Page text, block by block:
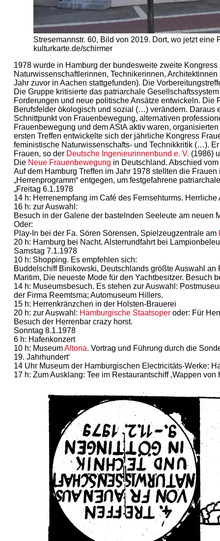
Stresemannstr. 60, Bild von 2019. Dort, wo jetzt
kulturkarte.de/schirmer
1978 wurde in Hamburg der bundesweite zweite
Naturwissenschaftlerinnen, Technikerinnen,
Jahr zuvor in Aachen stattgefunden). Die
Die Gruppe kritisierte das patriarchale
Forderungen und neue politische Ansätze entwickeln. Die
Berufsfelder ökologisch und sozial (…) verändern. Daraus
Schnittpunkt von Frauenbewegung, alternativen
Frauenbewegung und dem AStA aktiv waren,
ersten Treffen entwickelte sich der jährliche Kongress
feministische Naturwissenschafts- und Technikkritik (…).
Frauen, so der Deutsche Ingenieurinnenbund e. V. (1986)
Die Neue Frauenbewegung in Deutschland. Abschied
Auf dem Hamburg Treffen im Jahr 1978 stellten die
„Herrenprogramm“ entgegen, um festgefahrene
„Freitag 6.1.1978
14 h: Herrenempfang im Café des Fernsehturms.
16 h: zur Auswahl:
Besuch in der Galerie der bastelnden Seeleute am neuen
Oder:
Play-In bei der Fa. Sören Sörensen, Spielzeugzentrale am
20 h: Hamburg bei Nacht. Alsterrundfahrt bei
Samstag 7.1.1978
10 h: Shopping. Es empfehlen sich:
Buddelschiff Binikowski, Deutschlands größte Auswahl
Maritim, Die neueste Mode für den Yachtbesitzer. Besuch
14 h: Museumsbesuch. Es stehen zur Auswahl:
der Firma Reemtsma; Automuseum Hillers.
15 h: Herrenkränzchen in der Holsten-Brauerei
20 h: zur Auswahl: Hamburgische Staatsoper oder: Für
Besuch der Herrenbar crazy horst.
Sonntag 8.1.1978
6 h: Hafenkonzert
10 h: MuseumAltona. Vortrag und Führung durch die
19. Jahrhundert‘
14 Uhr Museum der Hamburgischen Electricitäts-Werke:
17 h: Zum Ausklang: Tee im Restaurantschiff ‚Wappen von